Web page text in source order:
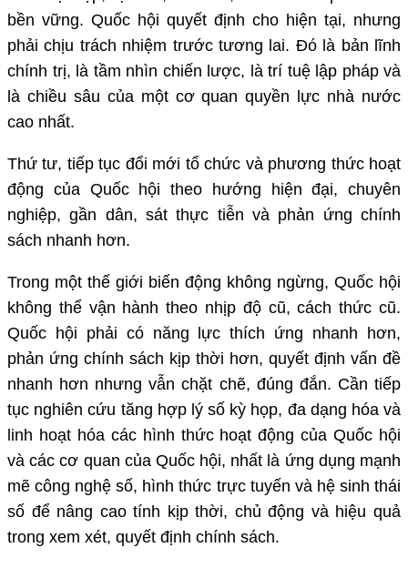
bền vững. Quốc hội quyết định cho hiện tại, nhưng
phải chịu trách nhiệm trước tương lai. Đó là bản lĩnh
chính trị, là tầm nhìn chiến lược, là trí tuệ lập pháp và
là chiều sâu của một cơ quan quyền lực nhà nước
cao nhất.
Thứ tư, tiếp tục đổi mới tổ chức và phương thức hoạt
động của Quốc hội theo hướng hiện đại, chuyên
nghiệp, gần dân, sát thực tiễn và phản ứng chính
sách nhanh hơn.
Trong một thế giới biến động không ngừng, Quốc hội
không thể vận hành theo nhịp độ cũ, cách thức cũ.
Quốc hội phải có năng lực thích ứng nhanh hơn,
phản ứng chính sách kịp thời hơn, quyết định vấn đề
nhanh hơn nhưng vẫn chặt chẽ, đúng đắn. Cần tiếp
tục nghiên cứu tăng hợp lý số kỳ họp, đa dạng hóa và
linh hoạt hóa các hình thức hoạt động của Quốc hội
và các cơ quan của Quốc hội, nhất là ứng dụng mạnh
mẽ công nghệ số, hình thức trực tuyến và hệ sinh thái
số để nâng cao tính kịp thời, chủ động và hiệu quả
trong xem xét, quyết định chính sách.